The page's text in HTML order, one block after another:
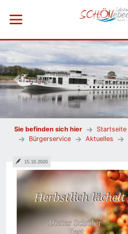
Menü öffnen
Vorheriges Bild
Sie befinden sich hier Startseite
Bürgerservice
Aktuelles
15.10.2020